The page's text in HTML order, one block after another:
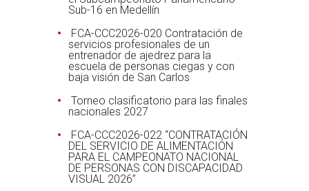
Sub-16 en Medellín
FCA-CCC2026-020 Contratación de
servicios profesionales de un
entrenador de ajedrez para la
escuela de personas ciegas y con
baja visión de San Carlos
Torneo clasificatorio para las finales
nacionales 2027
FCA-CCC2026-022 “CONTRATACIÓN
DEL SERVICIO DE ALIMENTACIÓN
PARA EL CAMPEONATO NACIONAL
DE PERSONAS CON DISCAPACIDAD
VISUAL 2026”